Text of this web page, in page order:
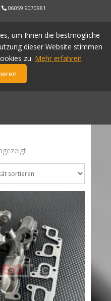
um Ihnen die bestmögliche
dieser Website stimmen
zu. Mehr erfahren
06059 9070981
Nach
Aktualität
sortiert